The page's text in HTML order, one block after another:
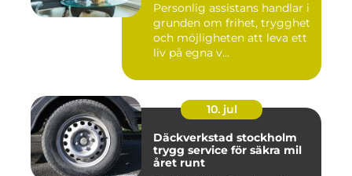
Personlig assistans handlar i
grunden om frihet, trygghet
och möjligheten att leva ett
liv på egna v...
10. jul
Däckverkstad stockholm
trygg service för säkra mil
året runt